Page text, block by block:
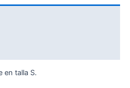
en talla S.